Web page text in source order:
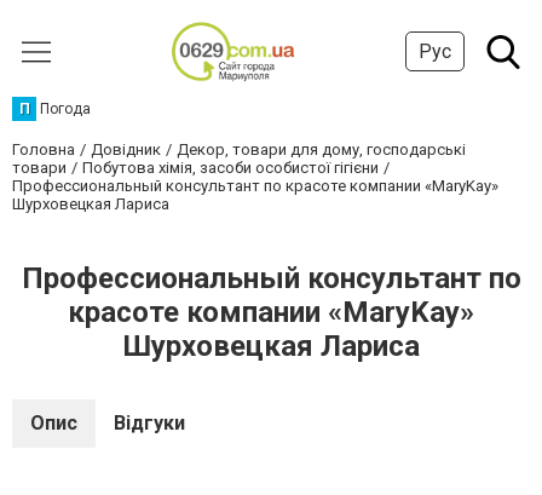
Рус
П Погода
Головна Довідник
Декор, товари для дому, господарські
товари
Побутова хімія, засоби особистої гігієни
Профессиональный консультант по красоте компании «MaryKay»
Шурховецкая Лариса
Профессиональный консультант по
красоте компании «MaryKay»
Шурховецкая Лариса
Опис Відгуки